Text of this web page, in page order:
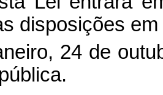
disposições
24 de